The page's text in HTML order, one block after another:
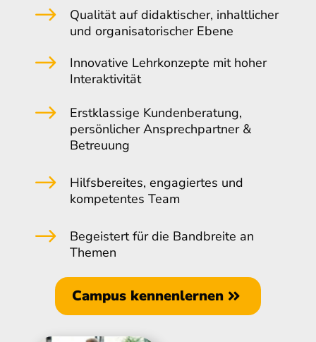
$
Qualität auf didaktischer, inhaltlicher
und organisatorischer Ebene
$
Innovative Lehrkonzepte mit hoher
Interaktivität
$
Erstklassige Kundenberatung,
persönlicher Ansprechpartner &
Betreuung
$
Hilfsbereites, engagiertes und
kompetentes Team
$
Begeistert für die Bandbreite an
Themen
Campus kennenlernen